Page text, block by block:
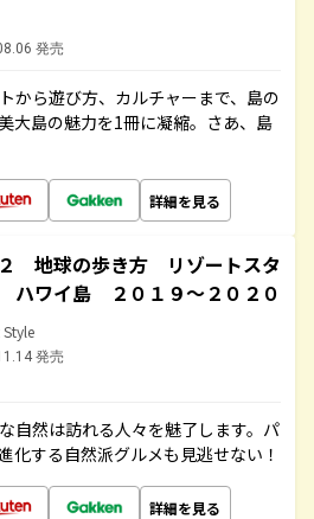
発売
から遊び方、カルチャーまで、島の
大島の魅力を1冊に凝縮。さあ、島
詳細を見る
地球の歩き方 リゾートスタ
ハワイ島 ２０１９～２０２０
発売
自然は訪れる人々を魅了します。パ
化する自然派グルメも見逃せない！
詳細を見る